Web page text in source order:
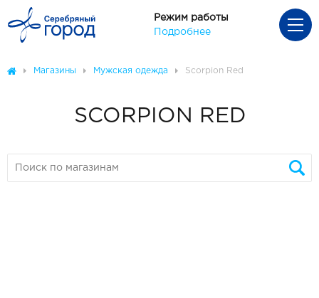
Режим работы
Подробнее
Магазины Мужская одежда Scorpion Red
SCORPION RED